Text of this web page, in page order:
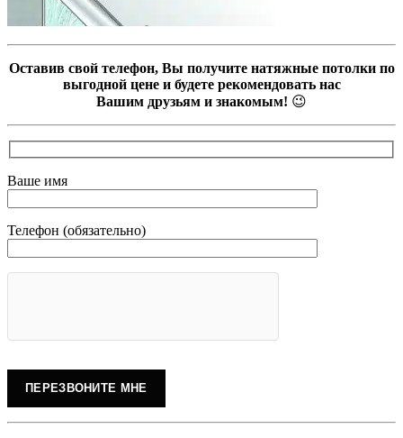
Оставив свой телефон, Вы получите натяжные потолки по
выгодной цене и будете рекомендовать нас
Вашим друзьям и знакомым! 😉
Ваше имя
Телефон (обязательно)